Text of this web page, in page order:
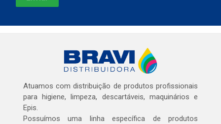
Atuamos com distribuição de produtos profissionais
para higiene, limpeza, descartáveis, maquinários e
Epis.
Possuímos uma linha específica de produtos